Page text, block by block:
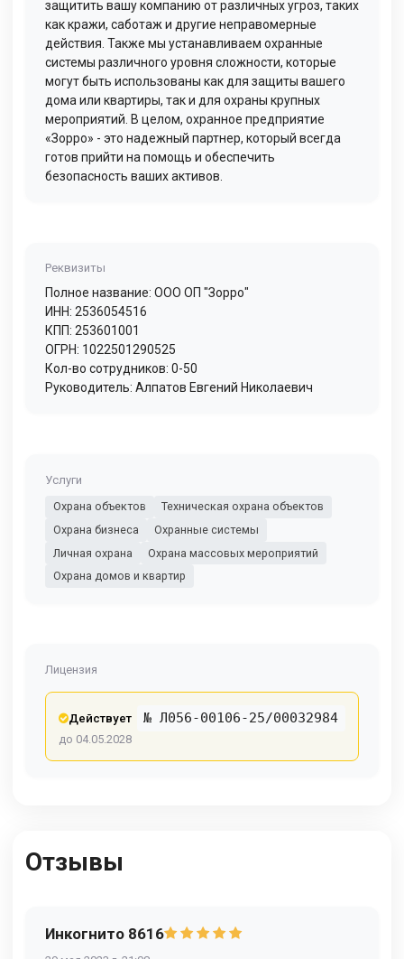
защитить вашу компанию от различных угроз, таких
как кражи, саботаж и другие неправомерные
действия. Также мы устанавливаем охранные
системы различного уровня сложности, которые
могут быть использованы как для защиты вашего
дома или квартиры, так и для охраны крупных
мероприятий. В целом, охранное предприятие
«Зорро» - это надежный партнер, который всегда
готов прийти на помощь и обеспечить
безопасность ваших активов.
Реквизиты
Полное название: ООО ОП "Зорро"
ИНН: 2536054516
КПП: 253601001
ОГРН: 1022501290525
Кол-во сотрудников: 0-50
Руководитель: Алпатов Евгений Николаевич
Услуги
Охрана объектов
Техническая охрана объектов
Охрана бизнеса
Охранные системы
Личная охрана
Охрана массовых мероприятий
Охрана домов и квартир
Лицензия
Действует № Л056-00106-25/00032984
до 04.05.2028
Отзывы
Инкогнито 8616